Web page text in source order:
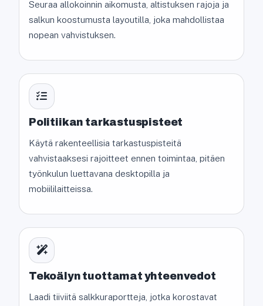
Seuraa allokoinnin aikomusta, altistuksen rajoja ja
salkun koostumusta layoutilla, joka mahdollistaa
nopean vahvistuksen.
Politiikan tarkastuspisteet
Käytä rakenteellisia tarkastuspisteitä
vahvistaaksesi rajoitteet ennen toimintaa, pitäen
työnkulun luettavana desktopilla ja
mobiililaitteissa.
Tekoälyn tuottamat yhteenvedot
Laadi tiiviitä salkkuraportteja, jotka korostavat